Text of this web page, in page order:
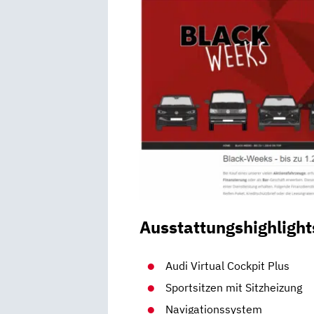
Audi Virtual Cockpit Plus
Sportsitzen mit Sitzheizung
Navigationssystem